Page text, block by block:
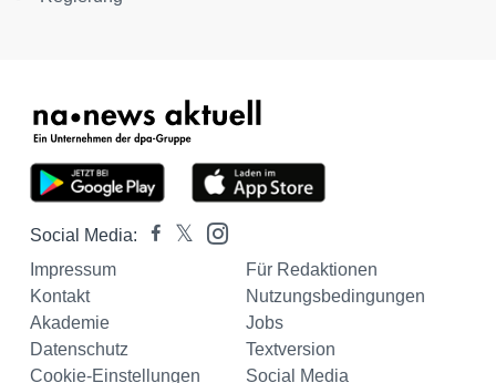
Social Media:
Impressum
Für Redaktionen
Kontakt
Nutzungsbedingungen
Akademie
Jobs
Datenschutz
Textversion
Cookie-Einstellungen
Social Media